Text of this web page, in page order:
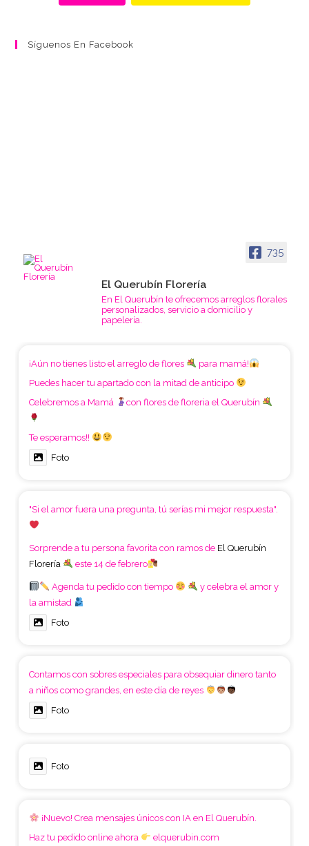
Síguenos En Facebook
735
El Querubín Florería
En El Querubín te ofrecemos arreglos florales
personalizados, servicio a domicilio y
papelería.
¡Aún no tienes listo el arreglo de flores
para mamá!
Puedes hacer tu apartado con la mitad de anticipo
Celebremos a Mamá
con flores de floreria el Querubín
Te esperamos!!
Foto
"Si el amor fuera una pregunta, tú serías mi mejor respuesta".
Sorprende a tu persona favorita con ramos de El Querubín
Florería
este 14 de febrero
Agenda tu pedido con tiempo
y celebra el amor y
la amistad
Foto
Contamos con sobres especiales para obsequiar dinero tanto
a niños como grandes, en este día de reyes
Foto
Foto
¡Nuevo! Crea mensajes únicos con IA en El Querubín.
Haz tu pedido online ahora
elquerubin.com